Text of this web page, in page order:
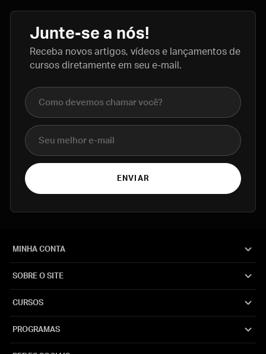
Junte-se a nós!
Receba novos artigos, vídeos e lançamentos de
cursos diretamente em seu e-mail.
Nome completo
E-mail
ENVIAR
MINHA CONTA
SOBRE O SITE
CURSOS
PROGRAMAS